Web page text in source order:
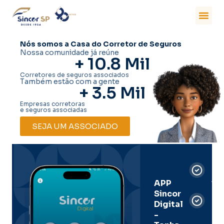
Nós somos a Casa do Corretor de Seguros
Nossa comunidade já reúne
+ 10.8 Mil
Corretores de seguros associados
Também estão com a gente
+ 3.5 Mil
Empresas corretoras
e seguros associadas
SEJA UM ASSOCIADO
APP
Sincor
Digital
-